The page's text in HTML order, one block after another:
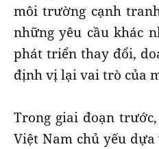
môi trường cạnh
những yêu cầu khác
phát triển thay đổi,
định vị lại vai trò của
Trong giai đoạn
Việt Nam chủ yếu